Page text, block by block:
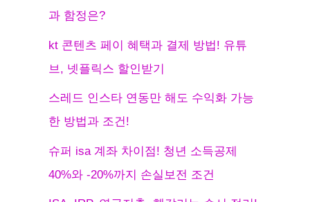
과 함정은?
kt 콘텐츠 페이 혜택과 결제 방법! 유튜
브, 넷플릭스 할인받기
스레드 인스타 연동만 해도 수익화 가능
한 방법과 조건!
슈퍼 isa 계좌 차이점! 청년 소득공제
40%와 -20%까지 손실보전 조건